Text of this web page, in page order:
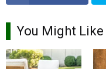
You Might Like